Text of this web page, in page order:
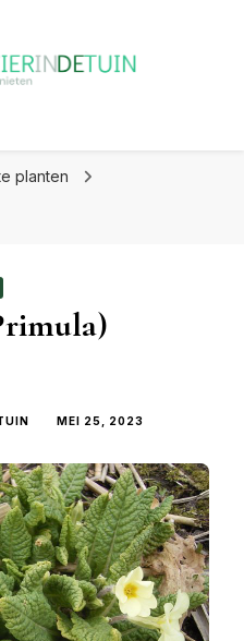
je tuin!
planten
MEI 25, 2023